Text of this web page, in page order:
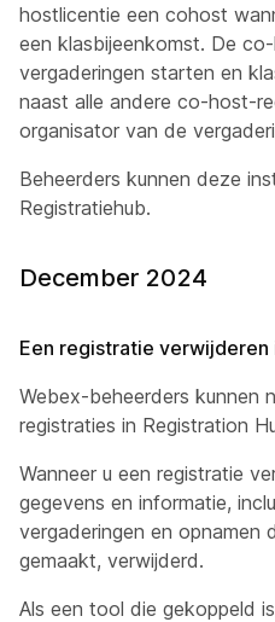
hostlicentie een cohost
een klasbijeenkomst. De
vergaderingen starten en
naast alle andere co-host-
organisator van de
Beheerders kunnen deze
Registratiehub.
December 2024
Een registratie verwijderen
Webex-beheerders kunnen
registraties in Registration
Wanneer u een registratie
gegevens en informatie,
vergaderingen en opnamen
gemaakt, verwijderd.
Als een tool die gekoppeld